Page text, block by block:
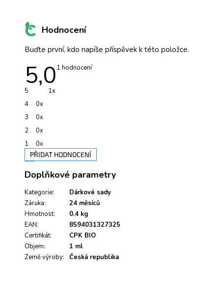
Hodnocení
Buďte první, kdo napíše příspěvek k této položce.
5,0Průměrné
1 hodnocení
5
1x
4
0x
3
0x
2
0x
1
0x
PŘIDAT HODNOCENÍ
ý
i
s
h
d
n
o
c
Doplňkové parametry
Kategorie:
Dárkové sady
Záruka:
24 měsíců
Hmotnost:
0.4 kg
EAN:
8594031327325
Certifikát:
CPK BIO
Objem:
1 ml
Země výroby: Česká republika